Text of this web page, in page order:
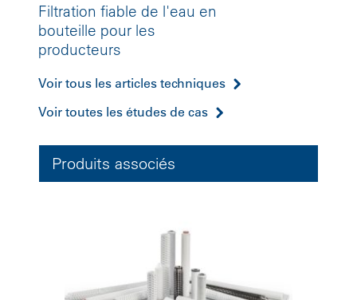
Filtration fiable de l'eau en
bouteille pour les
producteurs
Voir tous les articles techniques
Voir toutes les études de cas
Produits associés